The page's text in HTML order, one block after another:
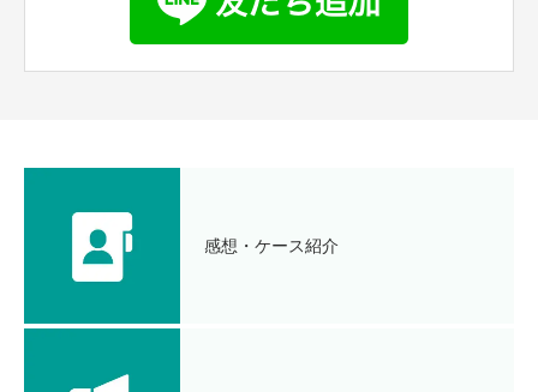
感想・ケース紹介